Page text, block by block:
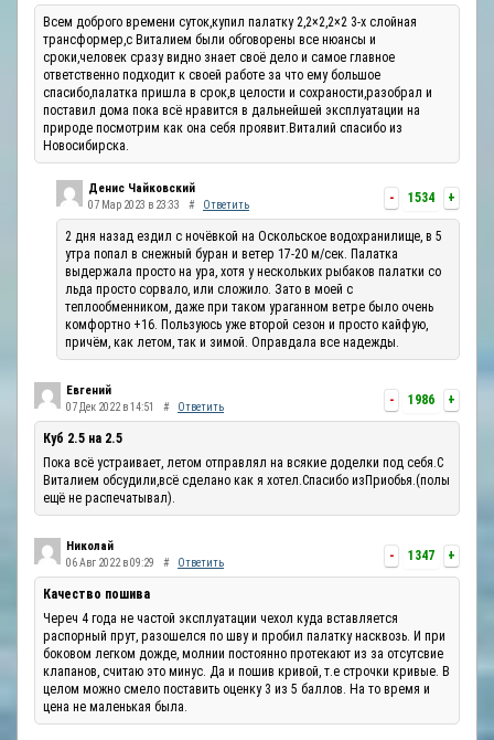
Всем доброго времени суток,купил палатку 2,2×2,2×2 3-х слойная
трансформер,с Виталием были обговорены все нюансы и
сроки,человек сразу видно знает своё дело и самое главное
ответственно подходит к своей работе за что ему большое
спасибо,палатка пришла в срок,в целости и сохраности,разобрал и
поставил дома пока всё нравится в дальнейшей эксплуатации на
природе посмотрим как она себя проявит.Виталий спасибо из
Новосибирска.
- 1534 +
Денис Чайковский
07 Мар 2023 в 23:33 # Ответить
2 дня назад ездил с ночёвкой на Оскольское водохранилище, в 5
утра попал в снежный буран и ветер 17-20 м/сек. Палатка
выдержала просто на ура, хотя у нескольких рыбаков палатки со
льда просто сорвало, или сложило. Зато в моей с
теплообменником, даже при таком ураганном ветре было очень
комфортно +16. Пользуюсь уже второй сезон и просто кайфую,
причём, как летом, так и зимой. Оправдала все надежды.
- 1986 +
Евгений
07 Дек 2022 в 14:51 # Ответить
Куб 2.5 на 2.5
Пока всё устраивает, летом отправлял на всякие доделки под себя.С
Виталием обсудили,всё сделано как я хотел.Спасибо изПриобья.(полы
ещё не распечатывал).
- 1347 +
Николай
06 Авг 2022 в 09:29 # Ответить
Качество пошива
Череч 4 года не частой эксплуатации чехол куда вставляется
распорный прут, разошелся по шву и пробил палатку насквозь. И при
боковом легком дожде, молнии постоянно протекают из за отсутсвие
клапанов, считаю это минус. Да и пошив кривой, т.е строчки кривые. В
целом можно смело поставить оценку 3 из 5 баллов. На то время и
цена не маленькая была.